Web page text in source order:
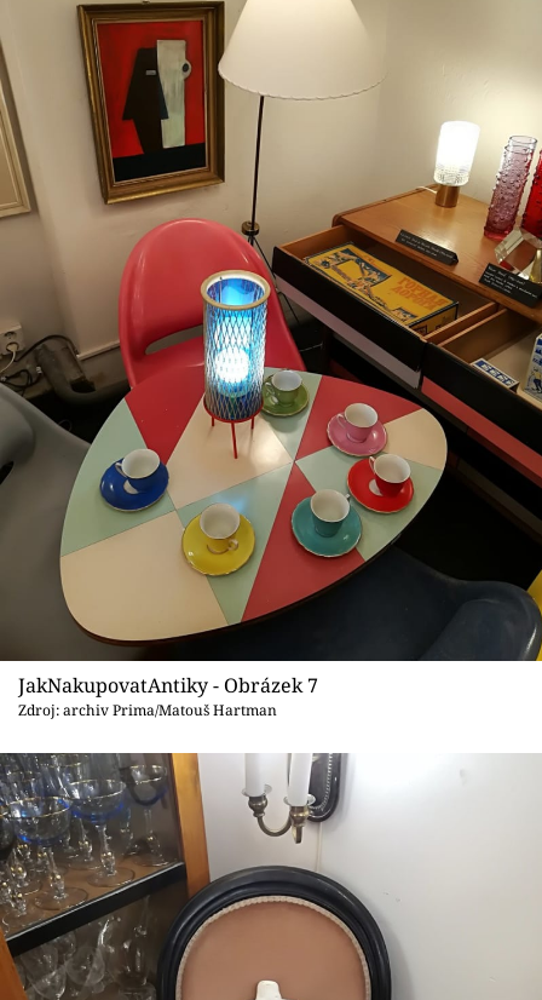
JakNakupovatAntiky - Obrázek 7
Zdroj: archiv Prima/Matouš Hartman